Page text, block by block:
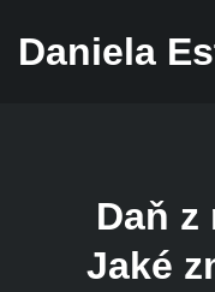
Daniela
Daň
Jaké